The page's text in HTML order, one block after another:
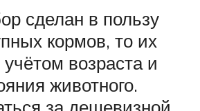
сделан в пользу
кормов, то их
возраста и
животного.